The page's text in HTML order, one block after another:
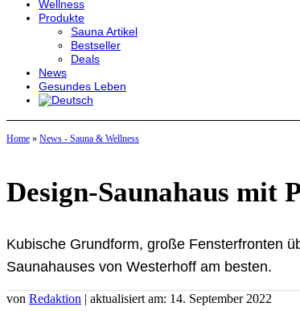
Wellness
Produkte
Sauna Artikel
Bestseller
Deals
News
Gesundes Leben
Home » News - Sauna & Wellness
Design-Saunahaus mit
Kubische Grundform, große Fensterfronten
Saunahauses von Westerhoff am besten.
von Redaktion | aktualisiert am: 14. September 2022